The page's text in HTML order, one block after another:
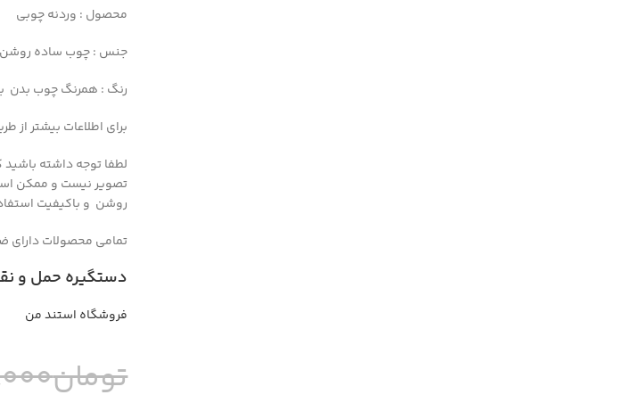
محصول : وردنه چوبی
جنس : چوب ساده روشن
رنگ : همرنگ چوب بدن
برای اطلاعات بیشتر از طریق دایرکت و یا به
لطفا توجه داشته
تصویر نیست و ممکن
روشن و باکیفیت
تمامی محصولات دارای ضمانت ۱
دستگیره حمل و نقل ۸
فروشگاه استند من
تومان